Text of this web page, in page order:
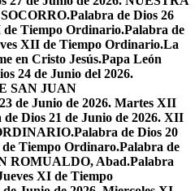
Palabra de Dios 26
de Tiempo Ordinario.Palabra de
XII de Tiempo Ordinario.La
en Cristo Jesús.Papa León
24 de Junio del 2026.
SAN JUAN
de Junio de 2026. Martes XII
de Dios 21 de Junio de 2026. XII
Palabra de Dios 20
de Tiempo Ordinaro.Palabra de
ROMUALDO, Abad.Palabra
XI de Tiempo